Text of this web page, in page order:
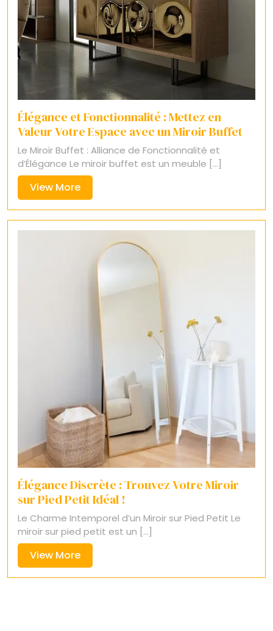
Élégance et Fonctionnalité : Mettez en
Valeur Votre Espace avec un Miroir Buffet
Le Miroir Buffet : Alliance de Fonctionnalité et
d’Élégance Le miroir buffet est un meuble [...]
View MoreView
More
Élégance Discrète : Trouvez Votre Miroir
sur Pied Petit Idéal !
Le Charme Intemporel d’un Miroir sur Pied Petit Le
miroir sur pied petit est un [...]
View MoreView
More